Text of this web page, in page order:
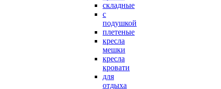
складные
с
подушкой
плетеные
кресла
мешки
кресла
кровати
для
отдыха